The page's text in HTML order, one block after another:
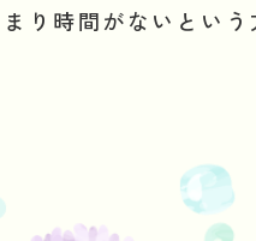
り時間がないとい